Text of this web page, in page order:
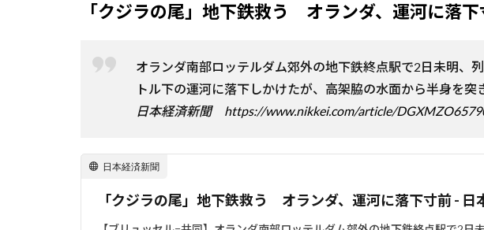
「クジラの尾」地下鉄救う オランダ、運河に落下
オランダ南部ロッテルダム郊外の地下鉄終点駅で2日未明、
トル下の運河に落下しかけたが、高架脇の水面から半身を
日本経済新聞 https://www.nikkei.com/article/
日本経済新聞
「クジラの尾」地下鉄救う オランダ、運河に落下寸前 - 日